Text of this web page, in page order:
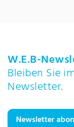
W.E.B-
Bleiben Sie
Newsletter.
Newsletter